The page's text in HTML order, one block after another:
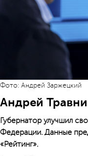
Фото: Андрей Заржецкий
Андрей
Губернатор улучшил
Федерации. Данные
«Рейтинг».